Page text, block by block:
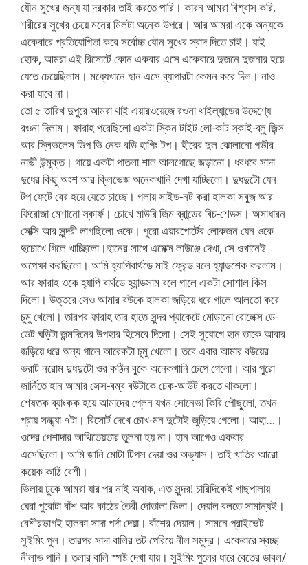
যৌন সুখের জন্য যা দরকার তাই করতে পারি। কারন আমরা বিশ্বাস করি,
শরীরের সুখের চেয়ে মনের মিলটা অনেক উপরে। আর আমরা একে অন্যকে
একেবারে প্রতিযোগিতা করে সর্বোচ্চ যৌন সুখের স্বাদ দিতে চাই। যাই
হোক, আমরা এই রিসোর্টে কোন একবার এসে একেবারে দুজনে দুজনার হয়ে
যেতে চেয়েছিলাম। মধ্যেখানে হান এসে ব্যাপারটা কেমন করে দিল। নাও
করা যাবে না।
তো ৫ তারিখ দুপুরে আমরা থাই এয়ারওয়েজে রওনা থাইল্যান্ডের উদ্দেশ্যে
রওনা দিলাম। ফারাহ পরেছিলো একটা স্কিন টাইট লো-কাট স্কাই-ব্লু জিন্স
আর স্লিভলেস ডিপ ভি নেক বডি হাগিং টপ। হীরের দুল ঝোলানো গভীর
নাভী উন্মুক্ত। গায়ে একটা পাতলা শাল আলগোছে জড়ানো। ধবধবে সাদা
দুধের কিছু অংশ আর ক্লিভেজ অনেকখানি দেখা যাচ্ছিলো। দুধদুটো যেন
টপ ফেটে বের হয়ে যেতে চাচ্ছে। গলায় সাইড-নট করা হালকা সবুজ আর
ফিরোজা মেশানো স্কার্ফ। চোখে মাউরি জিম ব্রান্ডের বিচ-শেডস। অসাধারন
সেক্সি আর সুন্দরী লাগছিলো ওকে। পুরো এয়ারপোর্টের লোকজন যেন ওকে
দুচোখে গিলে খাচ্ছিলো।হানের সাথে এমেক্স লাউঞ্জে দেখা, সে ওখানেই
অপেক্ষা করছিলো। আমি হ্যাপিবার্থডে মাই ফ্রেন্ড বলে হ্যান্ডশেক করলাম।
আর ফারাহ ওকে হ্যাপি বার্থডে হ্যান্ডসাম বলে গালে একটা সোশাল কিস
দিলো। উত্তরে সেও আমার বউকে হালকা জড়িয়ে ধরে গালে আলতো করে
চুমু খেলো। তারপর ফারাহ তার হাতে সুন্দর প্যাকেটে মোড়ানো রোলেক্স ডে-
ডেট ঘড়িটা জন্মদিনের উপহার হিসেবে দিলো। সেই সুযোগে হান তাকে আবার
জড়িয়ে ধরে অন্য গালে আরেকটা চুমু খেলো। তবে এবার আমার বউয়ের
ভরাট নরোম দুধদুটো ওর কঠিন বুকে অনেকখানি চেপে গেলো। আর পুরো
জার্নিতে হান আমার সেক্স-বম্ব বউটাকে চেক-আউট করতে থাকলো।
শেষতক ব্যাংকক হয়ে আমাদের প্লেন যখন সোনেভা কিরি পৌছুলো, তখন
প্রায় সন্ধ্যা ৭টা। রিসোর্ট দেখে চোখ-মন দুটোই জুড়িয়ে গেলো। আহা…।
ওদের পেশাদার আথিতেয়তার তুলনা হয় না। হান আগেও একবার
এসেছিলো। আমি জানি মোটা টিপস দেয়া ওর অভ্যাস। তাই খাতির আরো
কয়েক কাঠি বেশী।
ভিলায় ঢুকে আমরা যার পর নাই অবাক, এত সুন্দর! চারিদিকেই গাছপালায়
ঘেরা পুরোটা বাঁশ আর কাঠের তৈরী দোতালা ভিলা। দেয়াল বলতে সামান্যই।
বেশীরভাগই হালকা সাদা পর্দা দেয়া। বাঁশের দেয়াল। সামনে প্রাইভেট
সুইমিং পুল। তারপর সাদা বালির তট পেরিয়ে নীল সমুদ্র। একেবারে স্বচ্ছ
নীলাভ পানি। তলার বালি স্পষ্ট দেখা যায়। সুইমিং পুলের ধারে বেতের ডাবল/